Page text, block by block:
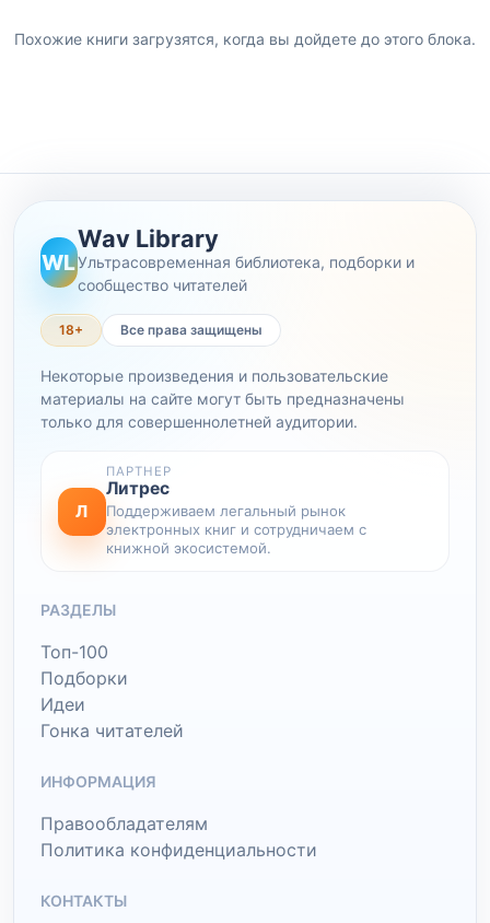
Похожие книги загрузятся, когда вы дойдете до этого блока.
WL
Wav Library
Ультрасовременная библиотека, подборки и
сообщество читателей
18+ Все права защищены
Некоторые произведения и пользовательские
материалы на сайте могут быть предназначены
только для совершеннолетней аудитории.
Л
ПАРТНЕР
Литрес
Поддерживаем легальный рынок
электронных книг и сотрудничаем с
книжной экосистемой.
РАЗДЕЛЫ
Топ-100
Подборки
Идеи
Гонка читателей
ИНФОРМАЦИЯ
Правообладателям
Политика конфиденциальности
КОНТАКТЫ